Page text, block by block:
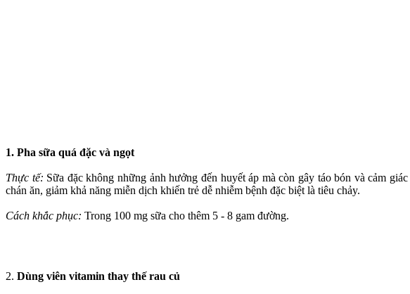
1. Pha sữa quá đặc và ngọt
Thực tế: Sữa đặc không những ảnh hưởng đến huyết áp mà còn gây táo bón và cảm
chán ăn, giảm khả năng miễn dịch khiến trẻ dễ nhiễm bệnh đặc biệt là tiêu chảy.
Cách khắc phục: Trong 100 mg sữa cho thêm 5 - 8 gam đường.
2. Dùng viên vitamin thay thế rau củ